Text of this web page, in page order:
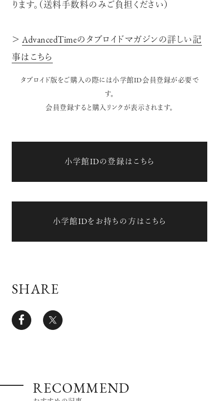
ります。（送料手数料のみご負担ください）
＞ AdvancedTimeのタブロイドマガジンの詳しい記
事はこちら
タブロイド版をご購入の際には小学館ID会員登録が必要で
す。
会員登録すると購入リンクが表示されます。
小学館IDの登録はこちら
小学館IDをお持ちの方はこちら
SHARE
RECOMMEND